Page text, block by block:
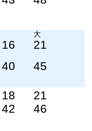
16
大
21
40
45
18
21
42
46